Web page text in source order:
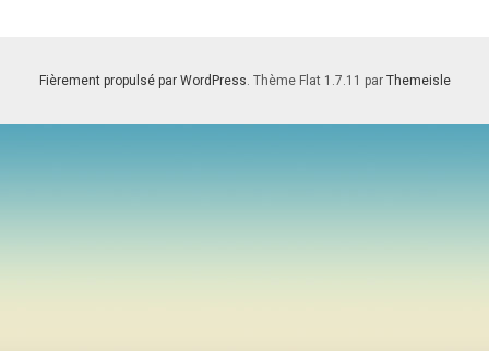
Fièrement propulsé par WordPress. Thème Flat 1.7.11 par Themeisle